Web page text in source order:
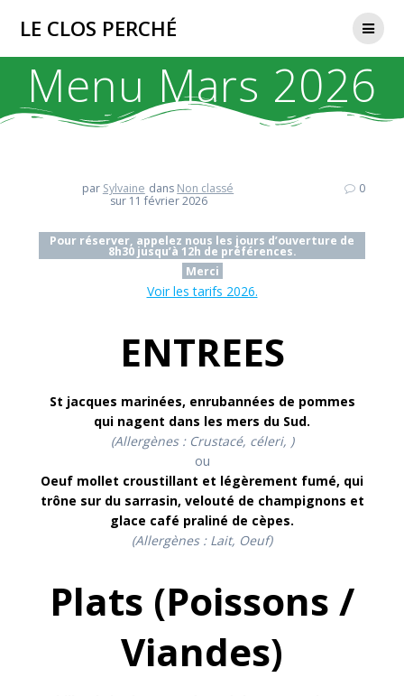
LE CLOS PERCHÉ
Menu Mars 2026
par Sylvaine dans Non classé
sur 11 février 2026
0
Pour réserver, appelez nous les jours d’ouverture de
8h30 jusqu’à 12h de préférences.
Merci
Voir les tarifs 2026.
ENTREES
St jacques marinées, enrubannées de pommes
qui nagent dans les mers du Sud.
(Allergènes : Crustacé, céleri, )
ou
Oeuf mollet croustillant et légèrement fumé, qui
trône sur du sarrasin, velouté de champignons et
glace café praliné de cèpes.
(Allergènes : Lait, Oeuf)
Plats (Poissons /
Viandes)